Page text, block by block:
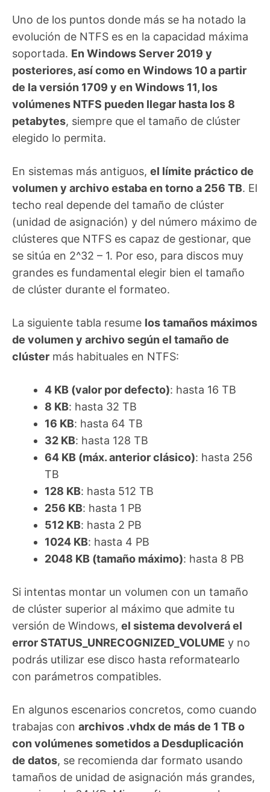
Uno de los puntos donde más se ha notado la
evolución de NTFS es en la capacidad máxima
soportada. En Windows Server 2019 y
posteriores, así como en Windows 10 a partir
de la versión 1709 y en Windows 11, los
volúmenes NTFS pueden llegar hasta los 8
petabytes, siempre que el tamaño de clúster
elegido lo permita.
En sistemas más antiguos, el límite práctico de
volumen y archivo estaba en torno a 256 TB. El
techo real depende del tamaño de clúster
(unidad de asignación) y del número máximo de
clústeres que NTFS es capaz de gestionar, que
se sitúa en 2^32 – 1. Por eso, para discos muy
grandes es fundamental elegir bien el tamaño
de clúster durante el formateo.
La siguiente tabla resume los tamaños máximos
de volumen y archivo según el tamaño de
clúster más habituales en NTFS:
4 KB (valor por defecto): hasta 16 TB
8 KB: hasta 32 TB
16 KB: hasta 64 TB
32 KB: hasta 128 TB
64 KB (máx. anterior clásico): hasta 256
TB
128 KB: hasta 512 TB
256 KB: hasta 1 PB
512 KB: hasta 2 PB
1024 KB: hasta 4 PB
2048 KB (tamaño máximo): hasta 8 PB
Si intentas montar un volumen con un tamaño
de clúster superior al máximo que admite tu
versión de Windows, el sistema devolverá el
error STATUS_UNRECOGNIZED_VOLUME y no
podrás utilizar ese disco hasta reformatearlo
con parámetros compatibles.
En algunos escenarios concretos, como cuando
trabajas con archivos .vhdx de más de 1 TB o
con volúmenes sometidos a Desduplicación
de datos, se recomienda dar formato usando
tamaños de unidad de asignación más grandes,